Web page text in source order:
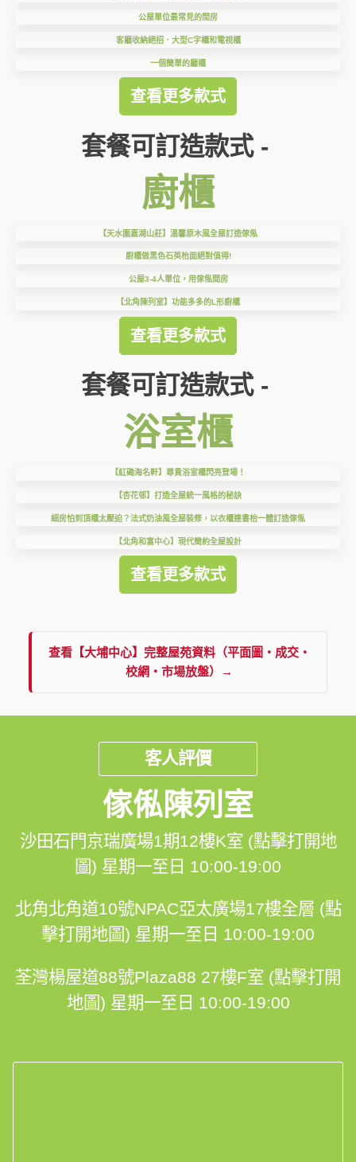
公屋單位最常見的間房
客廳收納絕招．大型C字櫃和電視櫃
一個簡單的廳櫃
查看更多款式
套餐可訂造款式 -
廚櫃
【天水圍嘉湖山莊】溫馨原木風全屋訂造傢俬
廚櫃做黑色石英枱面絕對值得!
公屋3-4人單位，用傢俬間房
【北角陳列室】功能多多的L形廚櫃
查看更多款式
套餐可訂造款式 -
浴室櫃
【紅磡海名軒】尊貴浴室櫃閃亮登場！
【杏花邨】打造全屋統一風格的秘訣
細房怕到頂櫃太壓迫？法式奶油風全屋裝修，以衣櫃連書枱一體訂造傢俬
【北角和富中心】現代簡約全屋設計
查看更多款式
查看【大埔中心】完整屋苑資料（平面圖・成交・
校網・市場放盤）→
客人評價
傢俬陳列室
沙田石門京瑞廣場1期12樓K室 (點擊打開地
圖) 星期一至日 10:00-19:00
北角北角道10號NPAC亞太廣場17樓全層 (點
擊打開地圖) 星期一至日 10:00-19:00
荃灣楊屋道88號Plaza88 27樓F室 (點擊打開
地圖) 星期一至日 10:00-19:00